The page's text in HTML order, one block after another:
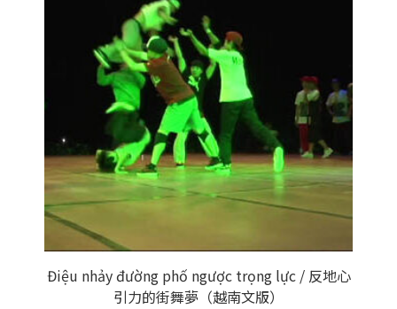
Điệu nhảy đường phố ngược trọng lực / 反地心
引力的街舞夢（越南文版）